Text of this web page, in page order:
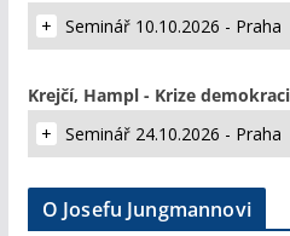
Seminář 10.10.2026 - Praha
Krejčí, Hampl - Krize
Seminář 24.10.2026 - Praha
O Josefu Jungmannovi